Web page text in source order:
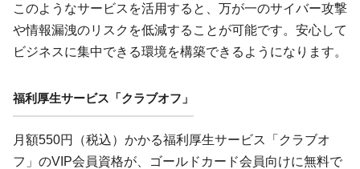
このようなサービスを活用すると、万が一のサイバー攻撃
や情報漏洩のリスクを低減することが可能です。安心して
ビジネスに集中できる環境を構築できるようになります。
福利厚生サービス「クラブオフ」
月額550円（税込）かかる福利厚生サービス「クラブオ
フ」のVIP会員資格が、ゴールドカード会員向けに無料で